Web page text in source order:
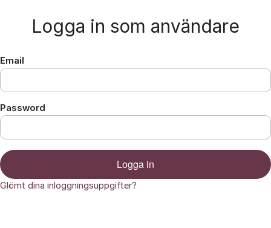
Logga in som användare
Email
Password
Logga in
Glömt dina inloggningsuppgifter?